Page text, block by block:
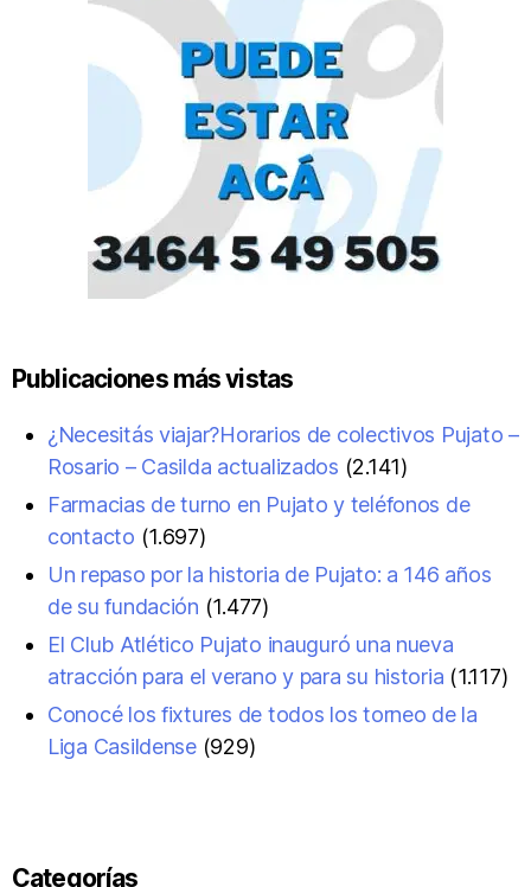
Publicaciones más vistas
¿Necesitás viajar?Horarios de colectivos Pujato –
Rosario – Casilda actualizados (2.141)
Farmacias de turno en Pujato y teléfonos de
contacto (1.697)
Un repaso por la historia de Pujato: a 146 años
de su fundación (1.477)
El Club Atlético Pujato inauguró una nueva
atracción para el verano y para su historia (1.117)
Conocé los fixtures de todos los torneo de la
Liga Casildense (929)
Categorías